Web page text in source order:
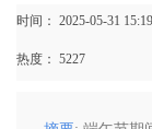
时间： 2025-05-31 15:19
热度： 5227